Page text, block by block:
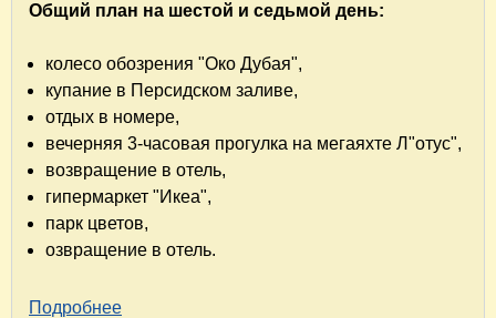
Общий план на шестой и седьмой день:
колесо обозрения "Око Дубая",
купание в Персидском заливе,
отдых в номере,
вечерняя 3-часовая прогулка на мегаяхте Л"отус",
возвращение в отель,
гипермаркет "Икеа",
парк цветов,
озвращение в отель.
Подробнее